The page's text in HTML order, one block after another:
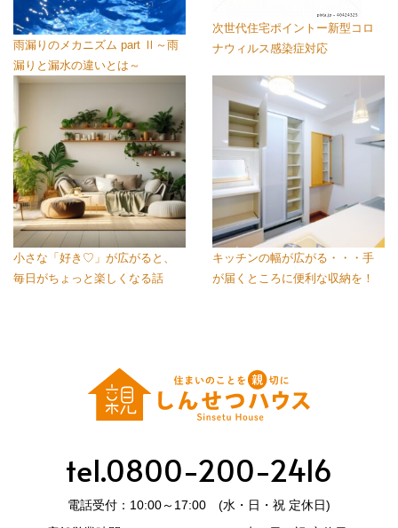
雨漏りのメカニズム part Ⅱ～雨
漏りと漏水の違いとは～
次世代住宅ポイントー新型コロ
ナウィルス感染症対応
小さな「好き♡」が広がると、
毎日がちょっと楽しくなる話
キッチンの幅が広がる・・・手
が届くところに便利な収納を！
tel.0800-200-2416
電話受付：10:00～17:00 (水・日・祝 定休日)